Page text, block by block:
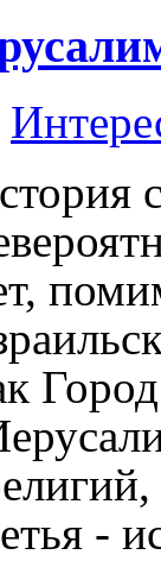
-